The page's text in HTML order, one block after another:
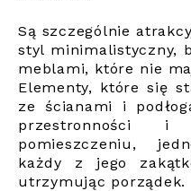
Są szczególnie
styl minimalistyczny,
meblami, które nie
Elementy, które się
ze ścianami i
przestronności i
pomieszczeniu,
każdy z jego
utrzymując porządek.